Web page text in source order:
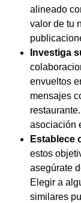
alineado
valor de tu
Investiga
envueltos
mensajes
asociación
Establece
estos
asegúrate
Elegir a
similares